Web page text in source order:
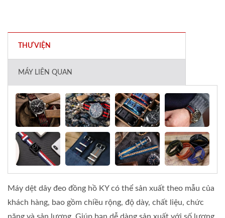
THƯ VIỆN
MÁY LIÊN QUAN
Máy dệt dây đeo đồng hồ KY có thể sản xuất theo mẫu của
khách hàng, bao gồm chiều rộng, độ dày, chất liệu, chức